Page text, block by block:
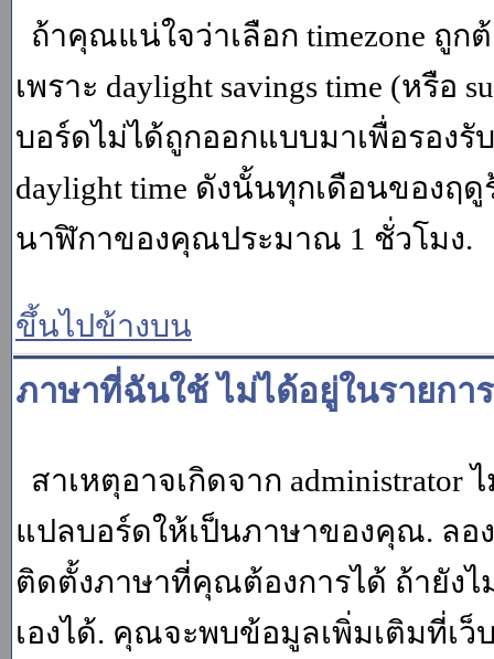
ถ้าคุณแน่ใจว่าเลือก timezone ถู
เพราะ daylight savings time (หรือ
บอร์ดไม่ได้ถูกออกแบบมาเพื่อรอง
daylight time ดังนั้นทุกเดือนของฤ
นาฬิกาของคุณประมาณ 1 ชั่วโมง.
ขึ้นไปข้างบน
ภาษาที่ฉันใช้ ไม่ได้อยู่ในรายกา
สาเหตุอาจเกิดจาก
แปลบอร์ดให้เป็นภาษาของคุณ. ลอง
ติดตั้งภาษาที่คุณต้องการได้ ถ้ายัง
เองได้. คุณจะพบข้อมูลเพิ่มเติมที่เว็